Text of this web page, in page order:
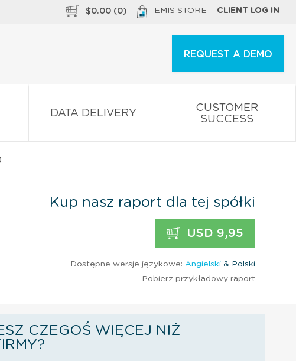
$0.00 (0) EMIS STORE CLIENT LOG IN
REQUEST A DEMO
DATA DELIVERY
CUSTOMER
SUCCESS
Kup nasz raport dla tej spółki
USD 9,95
Dostępne wersje językowe: Angielski & Polski
Pobierz przykładowy raport
CZEGOŚ WIĘCEJ NIŻ